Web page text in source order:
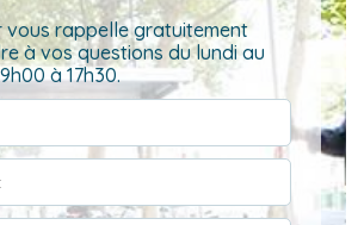
vous rappelle gratuitement
à vos questions du lundi au
à 17h30.